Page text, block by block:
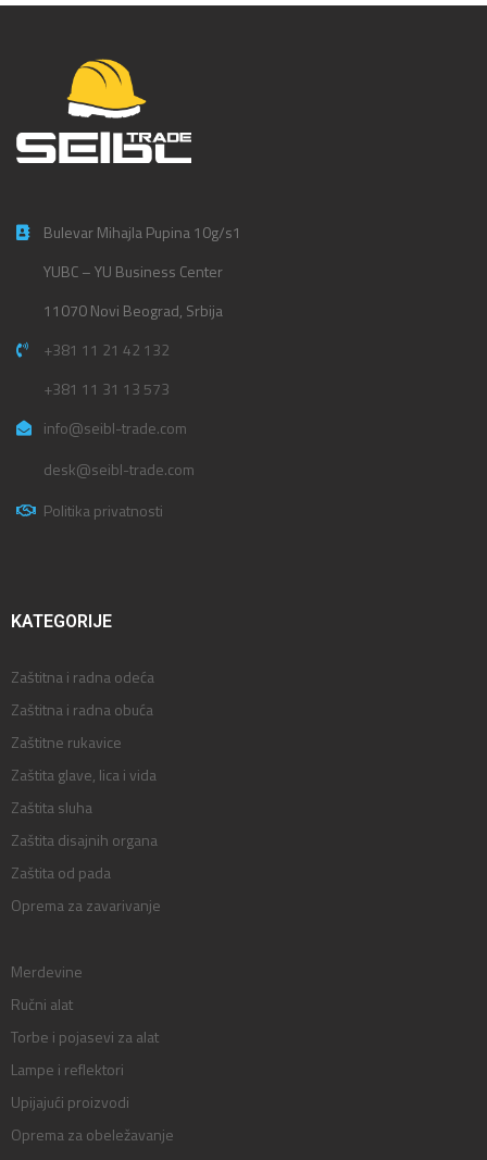
Bulevar Mihajla Pupina 10g/s1
YUBC – YU Business Center
11070 Novi Beograd, Srbija
+381 11 21 42 132
+381 11 31 13 573
info@seibl-trade.com
desk@seibl-trade.com
Politika privatnosti
KATEGORIJE
Zaštitna i radna odeća
Zaštitna i radna obuća
Zaštitne rukavice
Zaštita glave, lica i vida
Zaštita sluha
Zaštita disajnih organa
Zaštita od pada
Oprema za zavarivanje
Merdevine
Ručni alat
Torbe i pojasevi za alat
Lampe i reflektori
Upijajući proizvodi
Oprema za obeležavanje